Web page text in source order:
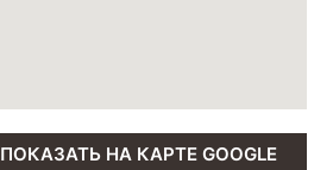
ПОКАЗАТЬ НА КАРТЕ GOOGLE